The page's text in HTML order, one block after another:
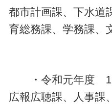
都市計画課、下水道
育総務課、学務課、
国体推
・令和元年度 19
広報広聴課、人事課